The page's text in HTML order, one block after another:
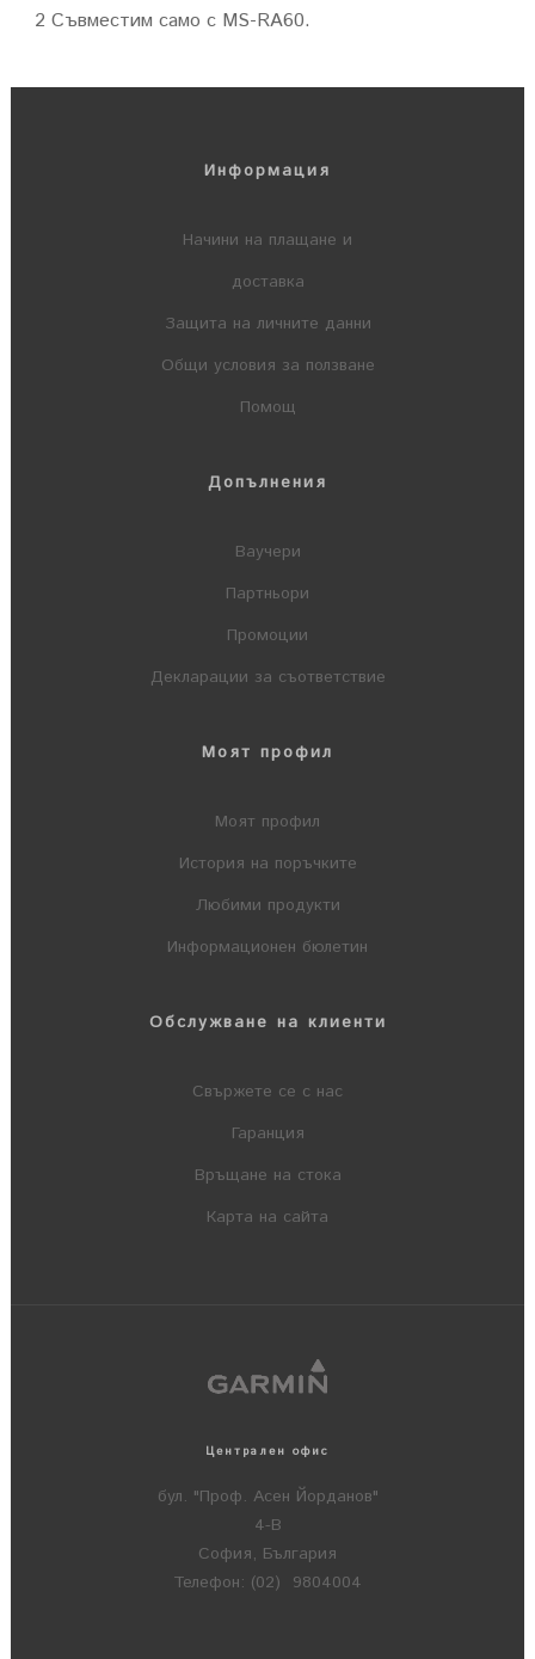
2 Съвместим само с MS-RA60.
Информация
Начини на плащане и
доставка
Защита на личните данни
Общи условия за ползване
Помощ
Допълнения
Ваучери
Партньори
Промоции
Декларации за съответствие
Моят профил
Моят профил
История на поръчките
Любими продукти
Информационен бюлетин
Обслужване на клиенти
Свържете се с нас
Гаранция
Връщане на стока
Карта на сайта
Централен офис
бул. "Проф. Асен Йорданов"
4-В
София, България
Телефон: (02) 9804004